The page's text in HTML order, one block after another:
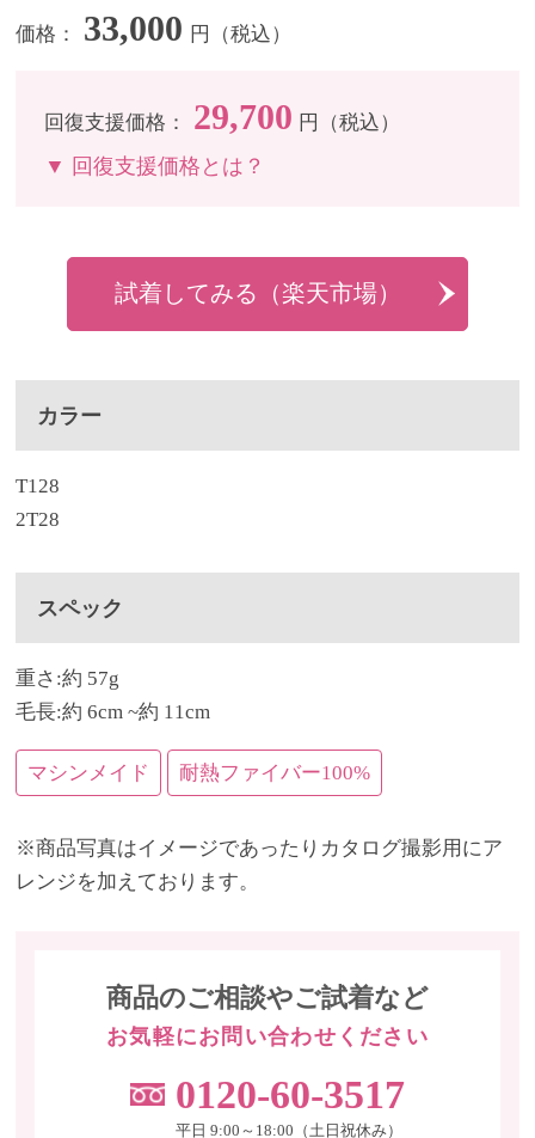
価格： 33,000 円（税込）
回復支援価格： 29,700 円（税込）
▼ 回復支援価格とは？
試着してみる（楽天市場）
カラー
T128
2T28
スペック
重さ:約 57g
毛長:約 6cm ~約 11cm
マシンメイド 耐熱ファイバー100%
※商品写真はイメージであったりカタログ撮影用にア
レンジを加えております。
商品のご相談やご試着など
お気軽にお問い合わせください
0120-60-3517
平日 9:00～18:00（土日祝休み）